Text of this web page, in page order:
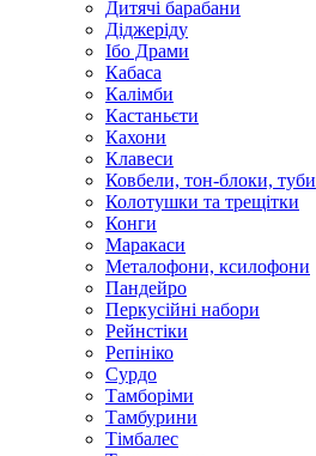
Дитячі барабани
Діджеріду
Ібо Драми
Кабаса
Калімби
Кастаньєти
Кахони
Клавеси
Ковбели, тон-блоки, туби
Колотушки та трещітки
Конги
Маракаси
Металофони, ксилофони
Пандейро
Перкусійні набори
Рейнстіки
Репініко
Сурдо
Тамборіми
Тамбурини
Тімбалес